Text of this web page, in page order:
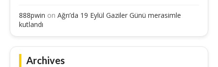
888pwin on Ağrı’da 19 Eylül Gaziler Günü merasimle
kutlandı
Archives